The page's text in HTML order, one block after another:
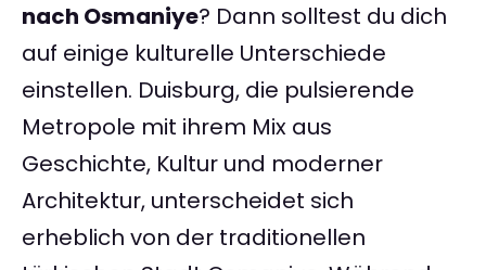
nach Osmaniye? Dann solltest du dich
auf einige kulturelle Unterschiede
einstellen. Duisburg, die pulsierende
Metropole mit ihrem Mix aus
Geschichte, Kultur und moderner
Architektur, unterscheidet sich
erheblich von der traditionellen